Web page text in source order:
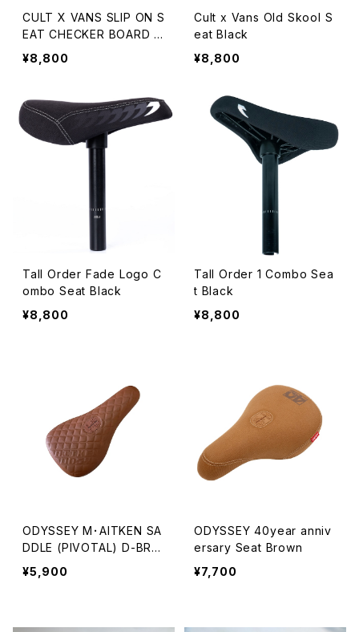
CULT X VANS SLIP ON S
EAT CHECKER BOARD B
LACK
¥8,800
Cult x Vans Old Skool S
eat Black
¥8,800
Tall Order Fade Logo C
ombo Seat Black
¥8,800
Tall Order 1 Combo Sea
t Black
¥8,800
ODYSSEY M･AITKEN SA
DDLE (PIVOTAL) D-BRO
WN
¥5,900
ODYSSEY 40year anniv
ersary Seat Brown
¥7,700